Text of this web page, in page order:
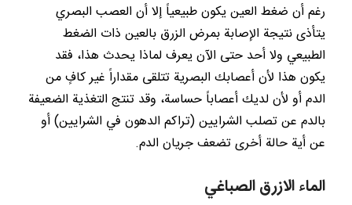
رغم أن ضغط العين يكون طبيعياً إلا أن العصب البصري
يتأذى نتيجة الإصابة بمرض الزرق بالعين ذات الضغط
الطبيعي ولا أحد حتى الآن يعرف لماذا يحدث هذا، فقد
يكون هذا لأن أعصابك البصرية تتلقى مقداراً غير كافٍ من
الدم أو لأن لديك أعصاباً حساسة، وقد تنتج التغذية الضعيفة
بالدم عن تصلب الشرايين (تراكم الدهون في الشرايين) أو
عن أية حالة أخرى تضعف جريان الدم.
الماء الازرق الصباغي